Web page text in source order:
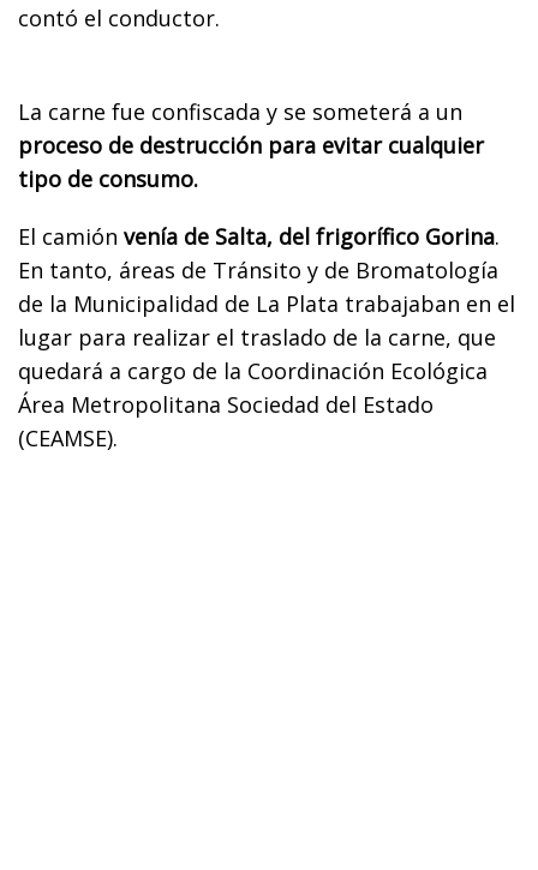
contó el conductor.
La carne fue confiscada y se someterá a un
proceso de destrucción para evitar cualquier
tipo de consumo.
El camión venía de Salta, del frigorífico Gorina.
En tanto, áreas de Tránsito y de Bromatología
de la Municipalidad de La Plata trabajaban en el
lugar para realizar el traslado de la carne, que
quedará a cargo de la Coordinación Ecológica
Área Metropolitana Sociedad del Estado
(CEAMSE).